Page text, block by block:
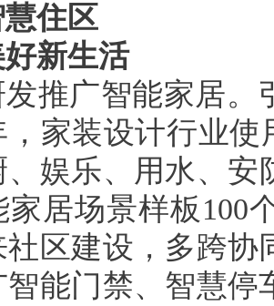
住区
新生活
推广智能家居。
，家装设计行业
娱乐、用水、安
家居场景样板100
区建设，多跨协
能门禁、智慧停